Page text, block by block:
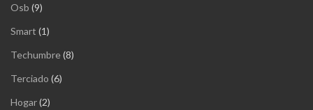
Osb 99
Smart 11
Techumbre 88
Terciado 66
Hogar 22